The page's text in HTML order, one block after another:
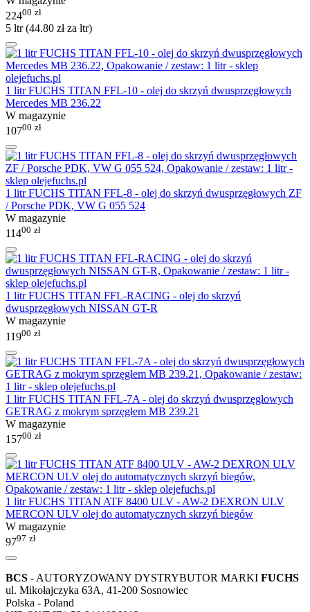
22400 zł
5 ltr (44.80 złza ltr)
1 litr FUCHS TITAN FFL-10 - olej do skrzyń dwusprzęgłowych
Mercedes MB 236.22
W magazynie
10700 zł
1 litr FUCHS TITAN FFL-8 - olej do skrzyń dwusprzęgłowych ZF
/ Porsche PDK, VW G 055 524
W magazynie
11400 zł
1 litr FUCHS TITAN FFL-RACING - olej do skrzyń
dwusprzęgłowych NISSAN GT-R
W magazynie
11900 zł
1 litr FUCHS TITAN FFL-7A - olej do skrzyń dwusprzęgłowych
GETRAG z mokrym sprzęgłem MB 239.21
W magazynie
15700 zł
1 litr FUCHS TITAN ATF 8400 ULV - AW-2 DEXRON ULV
MERCON ULV olej do automatycznych skrzyń biegów
W magazynie
9797 zł
BCS - AUTORYZOWANY DYSTRYBUTOR MARKI FUCHS
ul. Mikołajczyka 63A, 41-200 Sosnowiec
Polska - Poland